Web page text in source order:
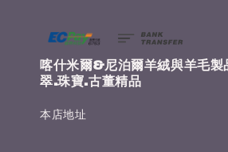
喀什米爾&尼泊爾羊絨與羊毛
翠.珠寶.古董精品
本店地址